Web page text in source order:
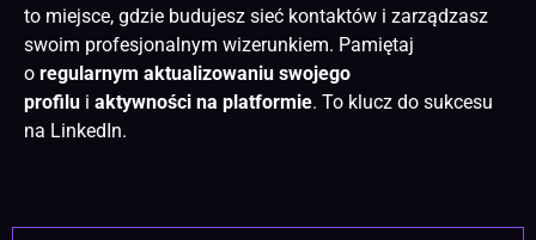
to miejsce, gdzie budujesz sieć kontaktów i zarządzasz
swoim profesjonalnym wizerunkiem. Pamiętaj
o regularnym aktualizowaniu swojego
profilu i aktywności na platformie. To klucz do sukcesu
na LinkedIn.